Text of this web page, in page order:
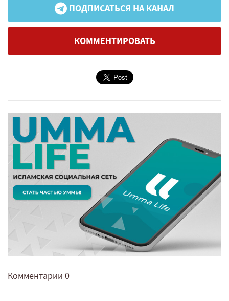
ПОДПИСАТЬСЯ НА КАНАЛ
КОММЕНТИРОВАТЬ
Комментарии 0